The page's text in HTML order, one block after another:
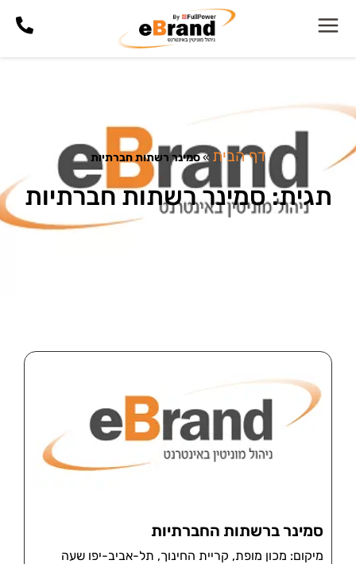
דף הבית »סמינר רשתות חברתיות
תגית: סמינר רשתות חברתיות
סמינר ברשתות החברתיות
מיקום: מכון מופת, קריית החינוך, תל-אביב-יפו שעה